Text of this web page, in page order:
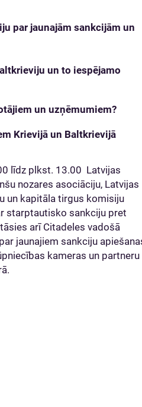
par jaunajām sankcijām un
un to iespējamo
un uzņēmumiem?
Krievijā un Baltkrievijā
līdz plkst. 13.00 Latvijas
nozares asociāciju, Latvijas
un kapitāla tirgus komisiju
starptautisko sankciju pret
arī Citadeles vadošā
jaunajiem sankciju
kameras un partneru